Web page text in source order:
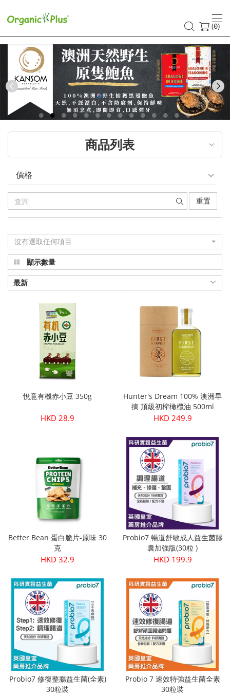
香
港
有
機
食
品
店
嚴
選
歐
美
產
品
真
正
Organic
(0)
Previous
商品列表
價格
重置
沒有選取任何項目
顯示數量
最新
悅意有機赤小豆 350g
HKD 28.9
Hunter's Dream 100% 澳洲早
摘 頂級初榨橄欖油 500ml
HKD 249.9
Better Bean 蛋白脆片-原味 30
克
HKD 32.9
Probio7 暢道舒敏成人益生菌膠
囊加強版(30粒 )
HKD 199.9
Probio7 修復整腸益生菌(全素)
30粒裝
Probio 7 速效特強益生菌全素
30粒裝